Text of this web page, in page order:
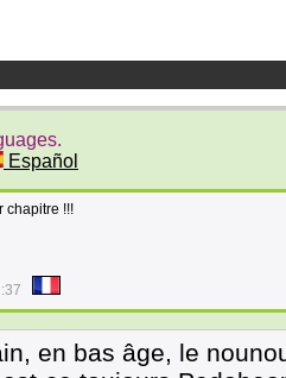
Español
chapitre !!!
en bas âge, le